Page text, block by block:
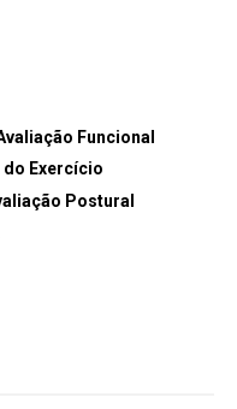
Funcional
Exercício
Postural